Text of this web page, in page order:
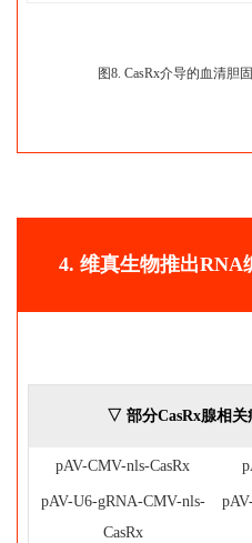
图8. CasRx介导的血清胆
4. 维真生物推出
▽ 部分CasRx腺相
pAV-CMV-nls-CasRx
pAV-U6-gRNA-CMV-nls-
CasRx